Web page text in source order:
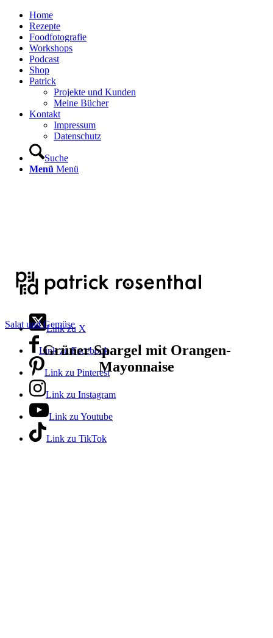
Home
Rezepte
Foodfotografie
Workshops
Podcast
Shop
Patrick
Projekte und Kunden
Meine Bücher
Kontakt
Impressum
Datenschutz
Suche
Menü Menü
Link zu X
Link zu Facebook
Link zu Pinterest
Link zu Instagram
Link zu Youtube
Link zu TikTok
Salat und Gemüse
Grüner Spargel mit Orangen-
Mayonnaise